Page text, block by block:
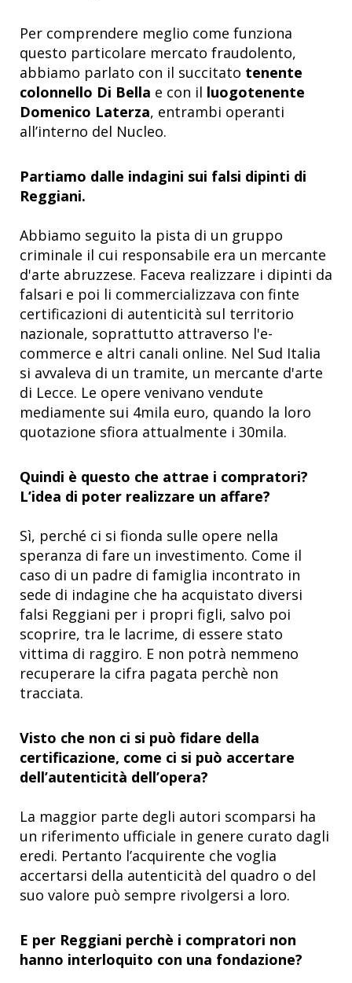
Per comprendere meglio come funziona
questo particolare mercato fraudolento,
abbiamo parlato con il succitato tenente
colonnello Di Bella e con il luogotenente
Domenico Laterza, entrambi operanti
all’interno del Nucleo.
Partiamo dalle indagini sui falsi dipinti di
Reggiani.
Abbiamo seguito la pista di un gruppo
criminale il cui responsabile era un mercante
d'arte abruzzese. Faceva realizzare i dipinti da
falsari e poi li commercializzava con finte
certificazioni di autenticità sul territorio
nazionale, soprattutto attraverso l'e-
commerce e altri canali online. Nel Sud Italia
si avvaleva di un tramite, un mercante d'arte
di Lecce. Le opere venivano vendute
mediamente sui 4mila euro, quando la loro
quotazione sfiora attualmente i 30mila.
Quindi è questo che attrae i compratori?
L’idea di poter realizzare un affare?
Sì, perché ci si fionda sulle opere nella
speranza di fare un investimento. Come il
caso di un padre di famiglia incontrato in
sede di indagine che ha acquistato diversi
falsi Reggiani per i propri figli, salvo poi
scoprire, tra le lacrime, di essere stato
vittima di raggiro. E non potrà nemmeno
recuperare la cifra pagata perchè non
tracciata.
Visto che non ci si può fidare della
certificazione, come ci si può accertare
dell’autenticità dell’opera?
La maggior parte degli autori scomparsi ha
un riferimento ufficiale in genere curato dagli
eredi. Pertanto l’acquirente che voglia
accertarsi della autenticità del quadro o del
suo valore può sempre rivolgersi a loro.
E per Reggiani perchè i compratori non
hanno interloquito con una fondazione?